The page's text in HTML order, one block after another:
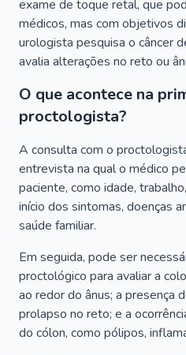
exame de toque retal, que
médicos, mas com objetivos
urologista pesquisa o câncer
avalia alterações no reto ou
O que acontece na
proctologista?
A consulta com o
entrevista na qual o médico
paciente, como idade,
início dos sintomas, doenças
saúde familiar.
Em seguida, pode ser
proctológico para avaliar a
ao redor do ânus; a presença
prolapso no reto; e a
do cólon, como pólipos,